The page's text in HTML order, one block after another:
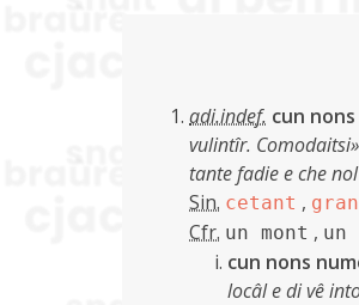
adi.indef. cun
vulintîr. Comodaitsi»
tante fadie e che
Sin. cetant ,
Cfr. un mont , un
cun nons
locâl e di vê